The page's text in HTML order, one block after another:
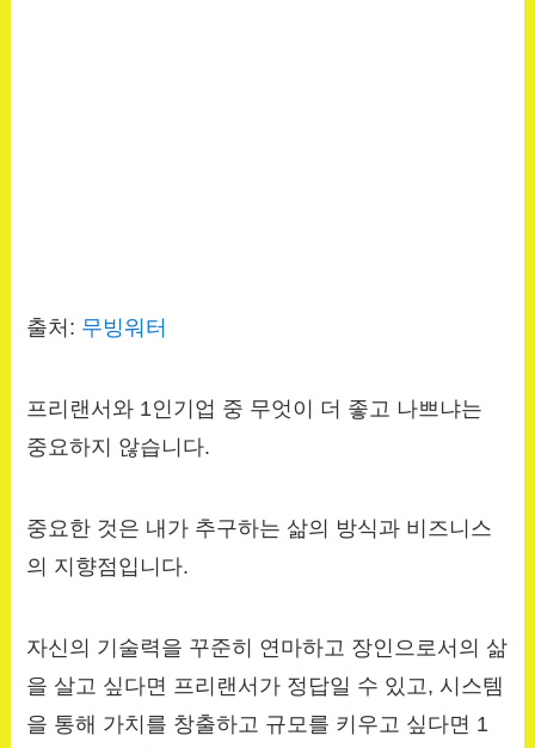
출처: 무빙워터
프리랜서와 1인기업 중 무엇이 더 좋고 나쁘냐는
중요하지 않습니다.
중요한 것은 내가 추구하는 삶의 방식과 비즈니스
의 지향점입니다.
자신의 기술력을 꾸준히 연마하고 장인으로서의 삶
을 살고 싶다면 프리랜서가 정답일 수 있고, 시스템
을 통해 가치를 창출하고 규모를 키우고 싶다면 1